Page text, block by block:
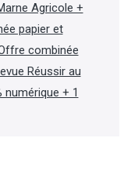
Agricole +
papier et
combinée
Réussir au
numérique + 1